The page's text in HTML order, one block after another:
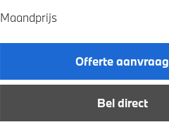
Maandprijs
Offerte aanvraag
Bel direct